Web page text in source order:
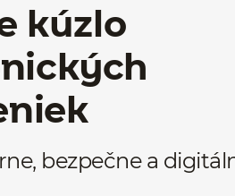
kúzlo
bezpečne a